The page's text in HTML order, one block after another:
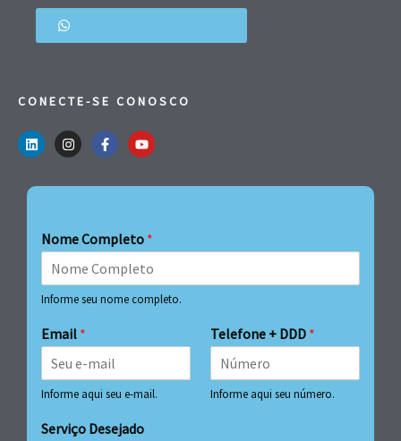
CONECTE-SE CONOSCO
Nome Completo *
Informe seu nome completo.
Email *
Informe aqui seu e-mail.
Telefone + DDD *
Informe aqui seu número.
Serviço Desejado